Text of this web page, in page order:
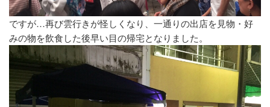
ですが…再び雲行きが怪しくなり、一通りの出店を見物・好
みの物を飲食した後早い目の帰宅となりました。